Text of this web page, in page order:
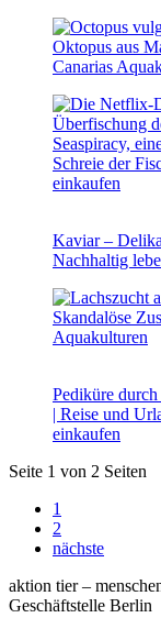
Oktopus aus
Canarias
Seaspiracy,
Schreie der
einkaufen
Kaviar –
Nachhaltig
Skandalöse
Aquakulturen
Pediküre
| Reise und
einkaufen
Seite 1 von 2 Seiten
1
2
nächste
aktion tier –
Geschäftstelle Berlin